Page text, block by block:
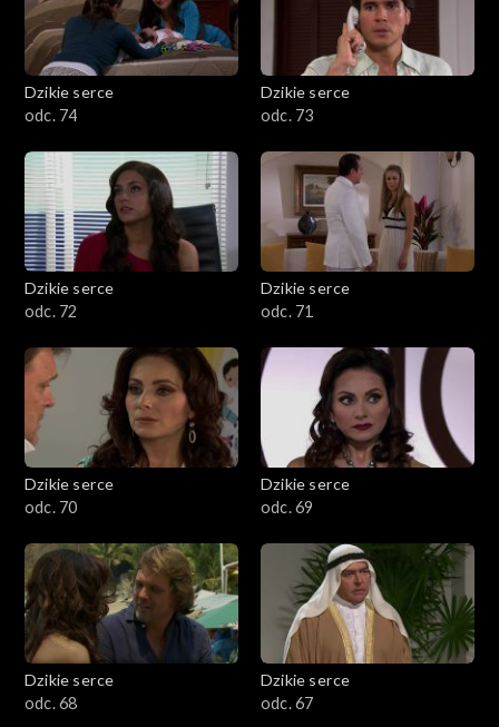
Dzikie serce
odc. 74
Dzikie serce
odc. 73
Dzikie serce
odc. 72
Dzikie serce
odc. 71
Dzikie serce
odc. 70
Dzikie serce
odc. 69
Dzikie serce
odc. 68
Dzikie serce
odc. 67